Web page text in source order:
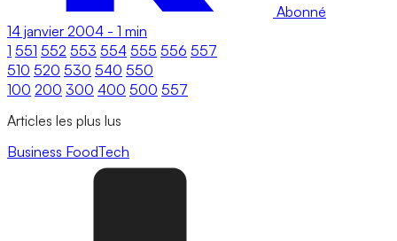
Abonné
14 janvier 2004 - 1 min
1 551 552 553 554 555 556 557
510 520 530 540 550
100 200 300 400 500 557
Articles les plus lus
Business FoodTech